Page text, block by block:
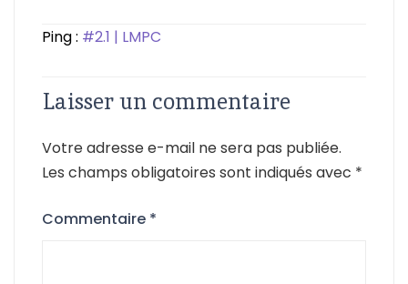
Ping : #2.1 | LMPC
Laisser un commentaire
Votre adresse e-mail ne sera pas publiée.
Les champs obligatoires sont indiqués avec *
Commentaire *